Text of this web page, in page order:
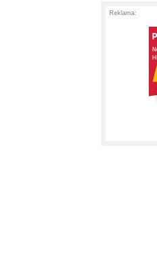
Reklama: